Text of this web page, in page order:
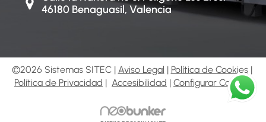
46180 Benaguasil, Valencia
©2026 Sistemas SITEC | Aviso Legal | Política de Cookies|
Política de Privacidad | Accesibilidad | Configurar Cookies